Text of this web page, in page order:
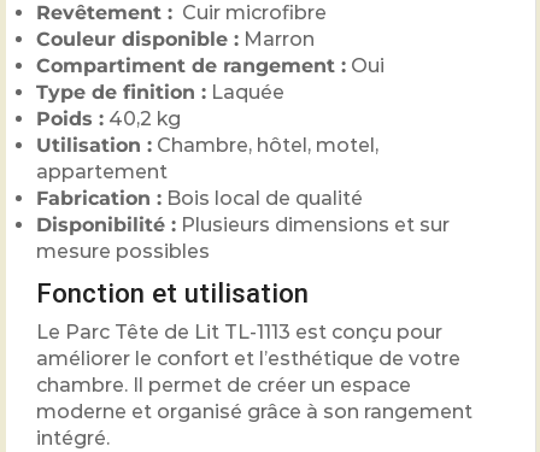
Revêtement : Cuir microfibre
Couleur disponible : Marron
Compartiment de rangement : Oui
Type de finition : Laquée
Poids : 40,2 kg
Utilisation : Chambre, hôtel, motel,
appartement
Fabrication : Bois local de qualité
Disponibilité : Plusieurs dimensions et sur
mesure possibles
Fonction et utilisation
Le Parc Tête de Lit TL-1113 est conçu pour
améliorer le confort et l’esthétique de votre
chambre. Il permet de créer un espace
moderne et organisé grâce à son rangement
intégré.